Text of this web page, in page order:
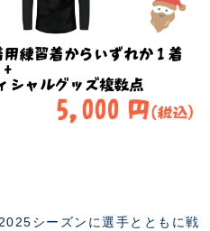
シーズンに選手とともに戦